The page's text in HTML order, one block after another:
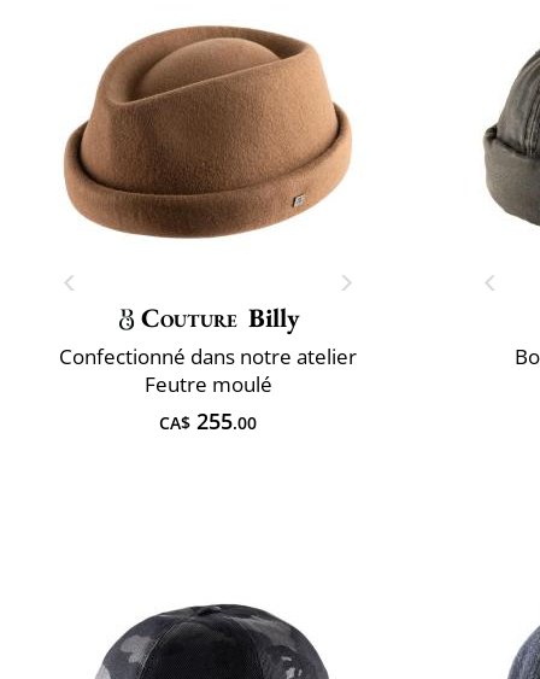
Couture Billy
Confectionné dans notre atelier
Feutre moulé
CA$ 255.00